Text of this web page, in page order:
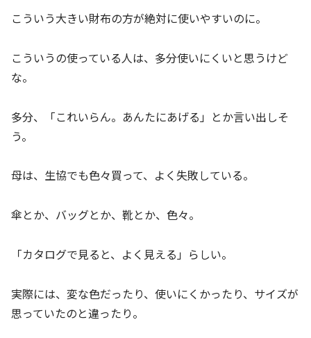
こういう大きい財布の方が絶対に使いやすいのに。
こういうの使っている人は、多分使いにくいと思うけど
な。
多分、「これいらん。あんたにあげる」とか言い出しそ
う。
母は、生協でも色々買って、よく失敗している。
傘とか、バッグとか、靴とか、色々。
「カタログで見ると、よく見える」らしい。
実際には、変な色だったり、使いにくかったり、サイズが
思っていたのと違ったり。